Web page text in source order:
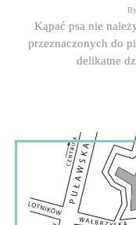
Kąpać psa nie
przeznaczonych do
delikatne